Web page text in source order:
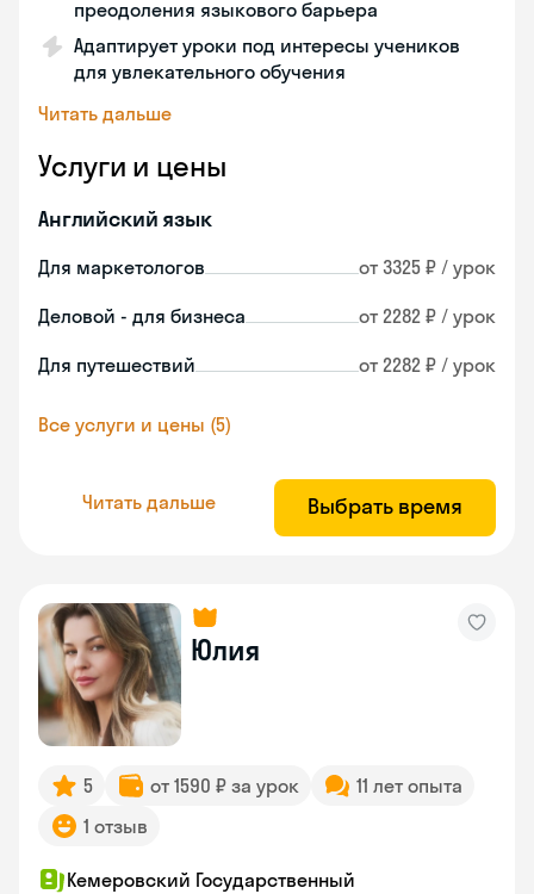
преодоления языкового барьера
Адаптирует уроки под интересы учеников
для увлекательного обучения
Читать дальше
Услуги и цены
Английский язык
Для маркетологов от 3325 ₽ / урок
Деловой - для бизнеса от 2282 ₽ / урок
Для путешествий от 2282 ₽ / урок
Все услуги и цены (5)
Читать дальше Выбрать время
Юлия
5 от 1590 ₽ за урок
11 лет опыта
1 отзыв
Кемеровский Государственный